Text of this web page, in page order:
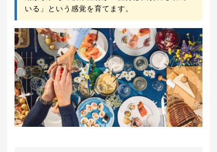
いる」という感覚を育てます。